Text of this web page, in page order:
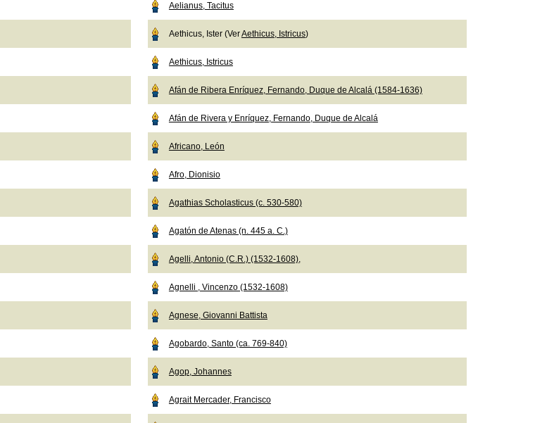
Aelianus, Tacitus
Aethicus, Ister (VerAethicus, Istricus)
Aethicus, Istricus
Afán de Ribera Enríquez, Fernando, Duque de Alcalá (1584-1636)
Afán de Rivera y Enríquez, Fernando, Duque de Alcalá
Africano, León
Afro, Dionisio
Agathias Scholasticus (c. 530-580)
Agatón de Atenas (n. 445 a. C.)
Agelli, Antonio (C.R.) (1532-1608),
Agnelli , Vincenzo (1532-1608)
Agnese, Giovanni Battista
Agobardo, Santo (ca. 769-840)
Agop, Johannes
Agrait Mercader, Francisco